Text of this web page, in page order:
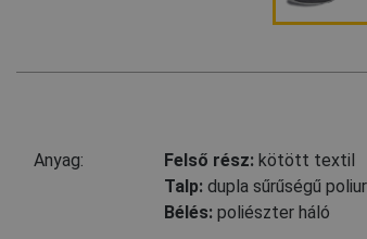
Anyag: Felső rész: kötött textil
Talp: dupla sűrűségű
Bélés: poliészter háló